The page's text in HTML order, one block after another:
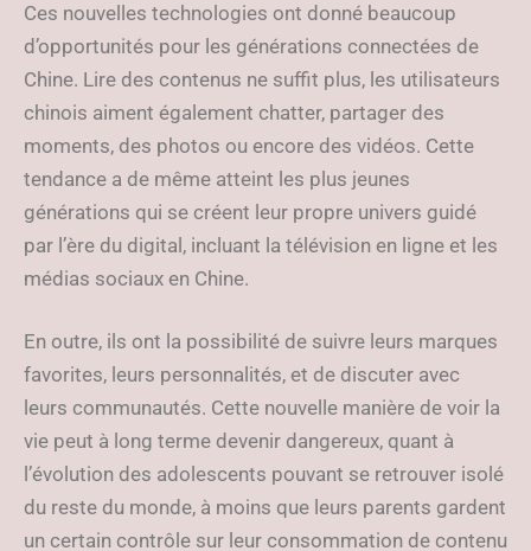
Ces nouvelles technologies ont donné beaucoup
d’opportunités pour les générations connectées de
Chine. Lire des contenus ne suffit plus, les utilisateurs
chinois aiment également chatter, partager des
moments, des photos ou encore des vidéos. Cette
tendance a de même atteint les plus jeunes
générations qui se créent leur propre univers guidé
par l’ère du digital, incluant la télévision en ligne et les
médias sociaux en Chine.
En outre, ils ont la possibilité de suivre leurs marques
favorites, leurs personnalités, et de discuter avec
leurs communautés. Cette nouvelle manière de voir la
vie peut à long terme devenir dangereux, quant à
l’évolution des adolescents pouvant se retrouver isolé
du reste du monde, à moins que leurs parents gardent
un certain contrôle sur leur consommation de contenu